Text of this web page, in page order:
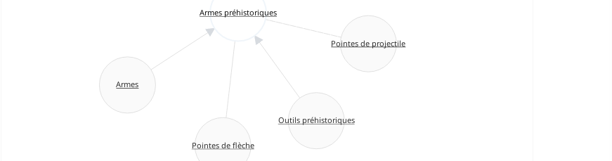
Pointes de projectile
Pointes de flèche
Outils préhistoriques
Armes préhistoriques
Armes